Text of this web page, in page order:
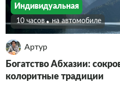
Индивидуальная
10 часов На автомобиле
Артур
Богатство Абхазии:
колоритные традиции